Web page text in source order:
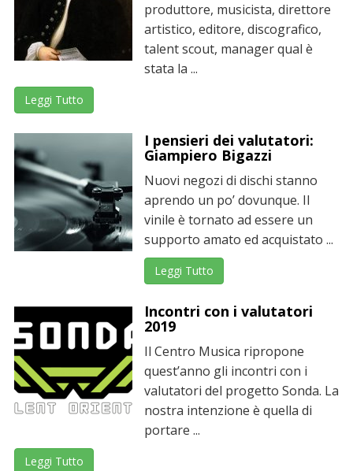
produttore, musicista, direttore
artistico, editore, discografico,
talent scout, manager qual è
stata la ...
Leggi Tutto
I pensieri dei valutatori:
Giampiero Bigazzi
Nuovi negozi di dischi stanno
aprendo un po’ dovunque. Il
vinile è tornato ad essere un
supporto amato ed acquistato ...
Leggi Tutto
Incontri con i valutatori
2019
Il Centro Musica ripropone
quest’anno gli incontri con i
valutatori del progetto Sonda. La
nostra intenzione è quella di
portare ...
Leggi Tutto